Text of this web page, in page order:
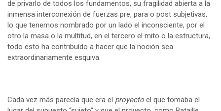
de privarlo de todos los fundamentos, su fragilidad abierta a la
inmensa interconexión de fuerzas pre, para o post subjetivas,
lo que tenemos nombrado por un lado el inconsciente, por el
otro la masa o la multitud, en el tercero el mito o la estructura,
todo esto ha contribuído a hacer que la noción sea
extraordinariamente esquiva.
Cada vez más parecía que era el proyecto el que tomaba el